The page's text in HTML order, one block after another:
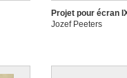
Projet pour écran
Jozef Peeters